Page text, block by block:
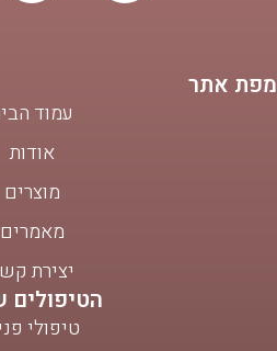
מפת אתר
עמוד
אודות
מוצרים
מאמרים
יצירת
הטיפולים
טיפולי